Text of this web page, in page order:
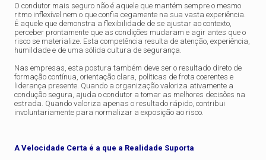
O condutor mais seguro não é aquele que mantém sempre o mesmo
ritmo inflexível nem o que confia cegamente na sua vasta experiência.
É aquele que demonstra a flexibilidade de se ajustar ao contexto,
perceber prontamente que as condições mudaram e agir antes que o
risco se materialize. Esta competência resulta de atenção, experiência,
humildade e de uma sólida cultura de segurança.
Nas empresas, esta postura também deve ser o resultado direto de
formação contínua, orientação clara, políticas de frota coerentes e
liderança presente. Quando a organização valoriza ativamente a
condução segura, ajuda o condutor a tomar as melhores decisões na
estrada. Quando valoriza apenas o resultado rápido, contribui
involuntariamente para normalizar a exposição ao risco.
A Velocidade Certa é a que a Realidade Suporta